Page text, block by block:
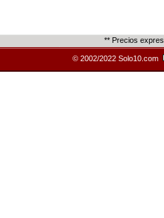
** Precios
© 2002/2022 Solo10.com